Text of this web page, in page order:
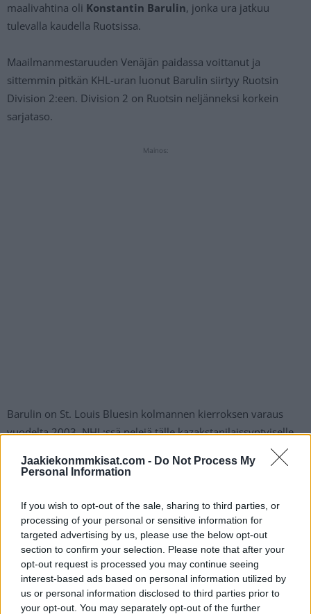
Jaakiekonmmkisat.com - Do Not Process My
Personal Information
If you wish to opt-out of the sale, sharing to third parties, or
processing of your personal or sensitive information for
targeted advertising by us, please use the below opt-out
section to confirm your selection. Please note that after your
opt-out request is processed you may continue seeing
interest-based ads based on personal information utilized by
us or personal information disclosed to third parties prior to
your opt-out. You may separately opt-out of the further
maalivahtina oli Konstantin Barulin, jonka ura jatkuu
tulevalla kaudella Ruotsissa.
Maailmanmestaruuden Venäjän paidassa voittanut ja
sittemmin pitkän KHL-uran luonut Barulin siirtyy Ruotsin
Division 2:een. Division 2 on Ruotsin neljänneksi korkein
sarjataso.
Mainos:
Barulin on St. Louis Bluesin kolmannen kierroksen varaus
vuodelta 2003. NHL:ssä pelejä tälle kazakstanilaissyntyiselle
Neftehimikin riveissä, josta hän siirtyi kesken kauden Tshekin
pääsarjaan Dynamo Pardubicen riveihin. Nyt
pääsarjakiekkoilu jää ainakin hetkeksi taakse, kun 36-vuotias
maalivahti siirtyy Borås HC:n riveihin.